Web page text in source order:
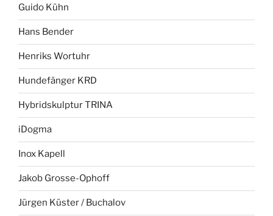
Guido Kühn
Hans Bender
Henriks Wortuhr
Hundefänger KRD
Hybridskulptur TRINA
iDogma
Inox Kapell
Jakob Grosse-Ophoff
Jürgen Küster / Buchalov